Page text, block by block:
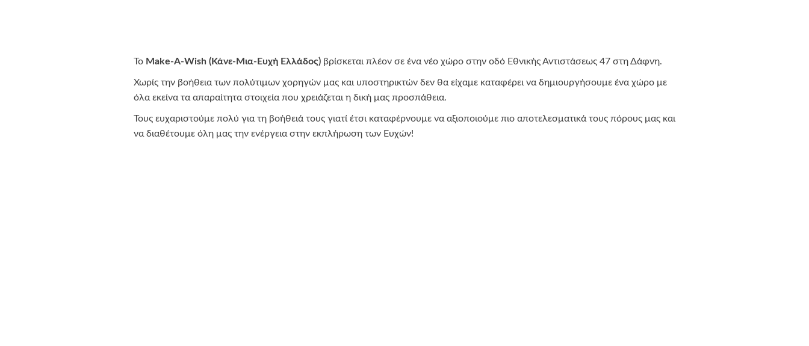
Το Make-A-Wish (Κάνε-Μια-Ευχή Ελλάδος) βρίσκεται πλέον σε ένα νέο χώρο στην οδό Εθνικής Αντιστάσεως 47 στη Δάφνη.
Χωρίς την βοήθεια των πολύτιμων χορηγών μας και υποστηρικτών δεν θα είχαμε καταφέρει να δημιουργήσουμε ένα χώρο με
όλα εκείνα τα απαραίτητα στοιχεία που χρειάζεται η δική μας προσπάθεια.
Τους ευχαριστούμε πολύ για τη βοήθειά τους γιατί έτσι καταφέρνουμε να αξιοποιούμε πιο αποτελεσματικά τους πόρους μας και
να διαθέτουμε όλη μας την ενέργεια στην εκπλήρωση των Ευχών!